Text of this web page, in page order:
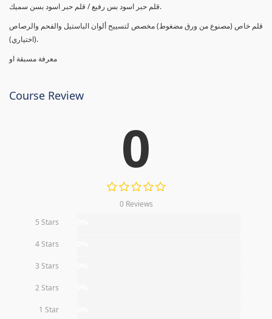
قلم حبر اسود بس رفيع / قلم حبر اسود بسن سميك.
قلم خاص (مصنوع من ورق مضغوط) مخصص لتسييح ألوان الباستيل والفحم والرصاص
(اختياري).
معرفة مسبقة او
Course Review
0
0 Reviews
5 Stars
4 Stars
3 Stars
2 Stars
1 Star